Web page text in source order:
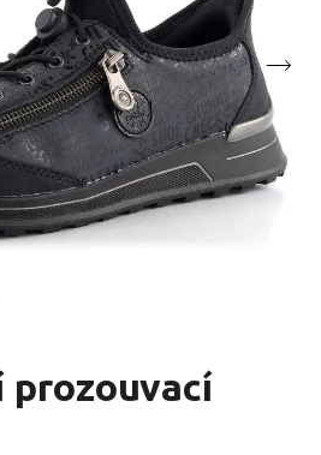
prozouvací